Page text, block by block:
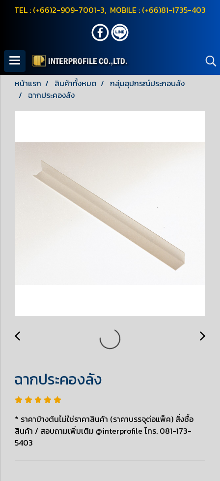
TEL : (+66)2-909-7001-3, MOBILE : (+66)81-1735-403
หน้าแรก สินค้าทั้งหมด
กลุ่มอุปกรณ์ประกอบลัง
ฉากประคองลัง
ฉากประคองลัง
* ราคาข้างต้นไม่ใช่ราคาสินค้า (ราคาบรรจุต่อแพ็ค) สั่งซื้อ
สินค้า / สอบถามเพิ่มเติม @interprofile โทร. 081-173-
5403